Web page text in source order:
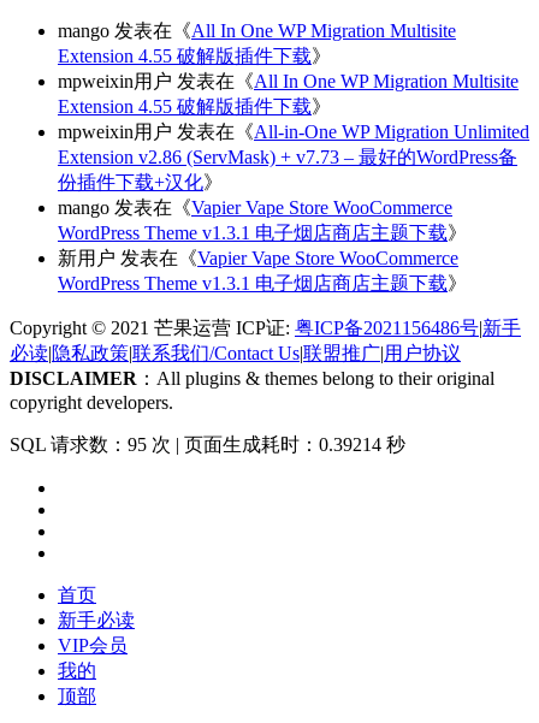
mango 发表在《All In One WP Migration Multisite
Extension 4.55 破解版插件下载》
mpweixin用户 发表在《All In One WP Migration Multisite
Extension 4.55 破解版插件下载》
mpweixin用户 发表在《All-in-One WP Migration Unlimited
Extension v2.86 (ServMask) + v7.73 – 最好的WordPress备
份插件下载+汉化》
mango 发表在《Vapier Vape Store WooCommerce
WordPress Theme v1.3.1 电子烟店商店主题下载》
新用户 发表在《Vapier Vape Store WooCommerce
WordPress Theme v1.3.1 电子烟店商店主题下载》
Copyright © 2021 芒果运营 ICP证: 粤ICP备2021156486号|新手
必读|隐私政策|联系我们/Contact Us|联盟推广|用户协议
DISCLAIMER ：All plugins & themes belong to their original
copyright developers.
SQL 请求数：95 次 | 页面生成耗时：0.39214 秒
首页
新手必读
VIP会员
我的
顶部